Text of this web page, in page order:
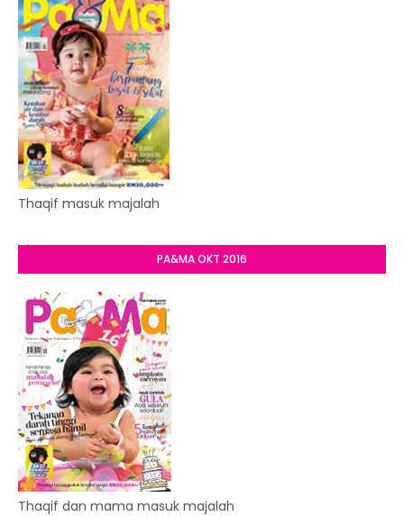
Thaqif masuk majalah
PA&MA OKT 2016
Thaqif dan mama masuk majalah